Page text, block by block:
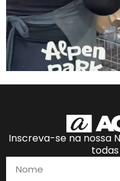
Inscreva-se na nossa